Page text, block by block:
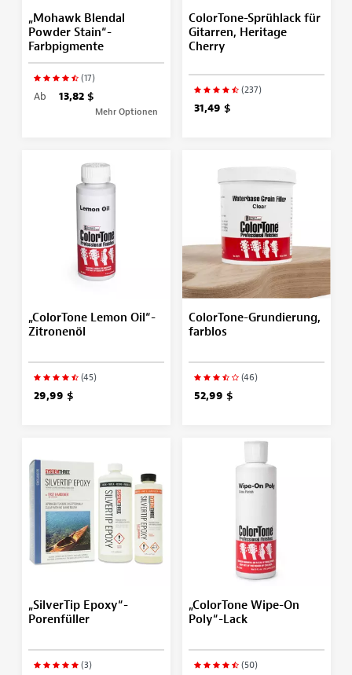
„Mohawk Blendal
Powder Stain“-
Farbpigmente
(17)
Ab 13,82 $
Mehr Optionen
ColorTone-Sprühlack für
Gitarren, Heritage
Cherry
(237)
31,49 $
„ColorTone Lemon Oil“-
Zitronenöl
(45)
29,99 $
ColorTone-Grundierung,
farblos
(46)
52,99 $
„SilverTip Epoxy“-
Porenfüller
(3)
„ColorTone Wipe-On
Poly“-Lack
(50)